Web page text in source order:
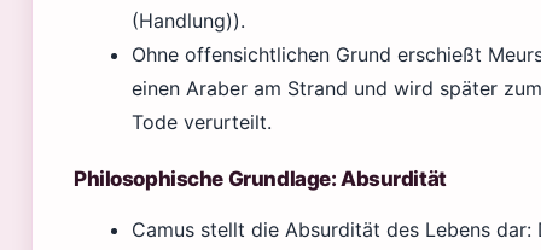
(Handlung)).
Ohne offensichtlichen Grund erschießt
einen Araber am Strand und wird später zum
Tode verurteilt.
Philosophische Grundlage: Absurdität
Camus stellt die Absurdität des Lebens dar: